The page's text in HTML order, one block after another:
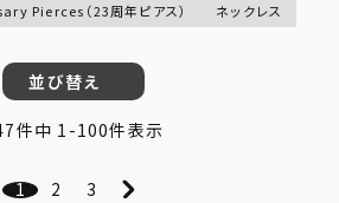
ネックレス
Pierces（23周年ピアス）
並び替え
件中 1 -100件表示
1 2 3